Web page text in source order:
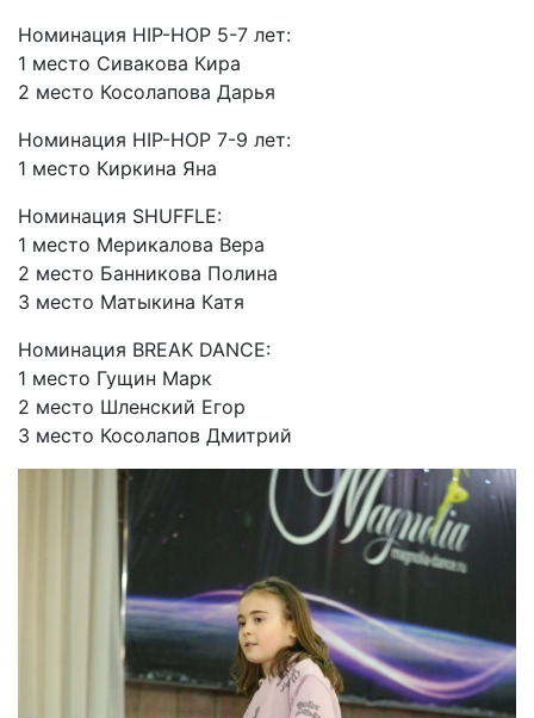
Номинация HIP-HOP 5-7 лет:
1 место Сивакова Кира
2 место Косолапова Дарья
Номинация HIP-HOP 7-9 лет:
1 место Киркина Яна
Номинация SHUFFLE:
1 место Мерикалова Вера
2 место Банникова Полина
3 место Матыкина Катя
Номинация BREAK DANCE:
1 место Гущин Марк
2 место Шленский Егор
3 место Косолапов Дмитрий